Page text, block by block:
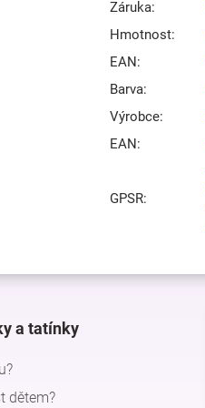
Záruka:
Hmotnost:
EAN:
Barva:
Výrobce:
EAN:
GPSR:
a tatínky
dětem?